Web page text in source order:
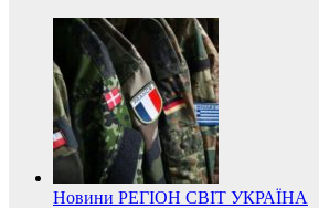
Новини РЕГІОН СВІТ УКРАЇНА